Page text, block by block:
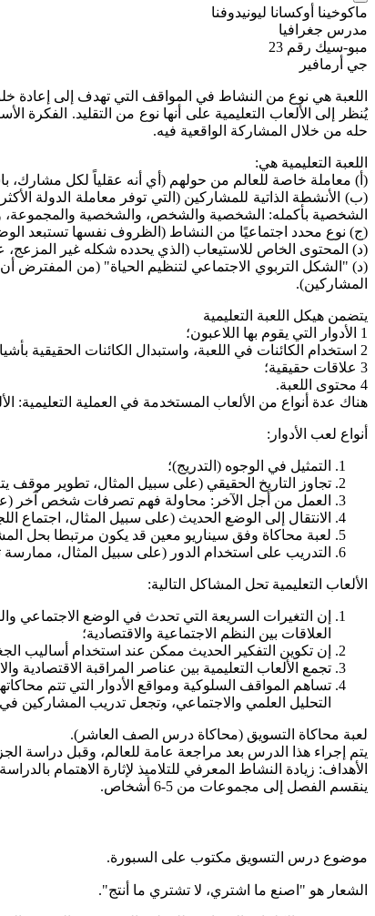
ماكوخينا أوكسانا ليونيدوفنا
مدرس جغرافيا
مبو-سيك رقم 23
جي أرمافير
اللعبة هي نوع من النشاط في المواقف التي تهدف إلى إعادة
يُنظر إلى الألعاب التعليمية على أنها نوع من التقليد.
حله من خلال المشاركة الواقعية فيه.
اللعبة التعليمية هي:
(أ) معاملة خاصة للعالم من حولهم (أي أنه عقلياً لكل مشارك،
(ب) الأنشطة الذاتية للمشاركين (التي توفر معاملة الدولة
الشخصية بأكمله: الشخصية والشخص، والشخصية والمجموعة،
(ج) نوع محدد اجتماعيًا من النشاط (الظروف نفسها تستبعد
(د) المحتوى الخاص للاستيعاب (الذي يحدده شكله غير
(د) "الشكل التربوي الاجتماعي لتنظيم الحياة" (من المفترض
المشاركين).
يتضمن هيكل اللعبة التعليمية
1 الأدوار التي يقوم بها اللاعبون؛
2 استخدام الكائنات في اللعبة، واستبدال الكائنات الحقيقية بأشياء في اللعبة؛
3 علاقات حقيقية؛
4 محتوى اللعبة.
هناك عدة أنواع من الألعاب المستخدمة في العملية التعليمية:
أنواع لعب الأدوار:
التمثيل في الوجوه (التدريج)؛
تجاوز التاريخ الحقيقي (على سبيل المثال، تطوير موقف
العمل من أجل الآخر: محاولة فهم تصرفات شخص آخر
الانتقال إلى الوضع الحديث (على سبيل المثال، اجتماع
لعبة محاكاة وفق سيناريو معين قد يكون مرتبطا بحل
التدريب على استخدام الدور (على سبيل المثال،
الألعاب التعليمية تحل المشاكل التالية:
إن التغيرات السريعة التي تحدث في الوضع الاجتماعي
العلاقات بين النظم الاجتماعية والاقتصادية؛
إن تكوين التفكير الحديث ممكن عند استخدام أساليب
تجمع الألعاب التعليمية بين عناصر المراقبة الاقتصادية
تساهم المواقف السلوكية ومواقع الأدوار التي تتم
التحليل العلمي والاجتماعي، وتجعل تدريب المشاركين
لعبة محاكاة التسويق (محاكاة درس الصف العاشر).
يتم إجراء هذا الدرس بعد مراجعة عامة للعالم، وقبل دراسة
الأهداف: زيادة النشاط المعرفي للتلاميذ لإثارة الاهتمام
ينقسم الفصل إلى مجموعات من 5-6 أشخاص.
موضوع درس التسويق مكتوب على السبورة.
الشعار هو "اصنع ما اشتري، لا تشتري ما أنتج".